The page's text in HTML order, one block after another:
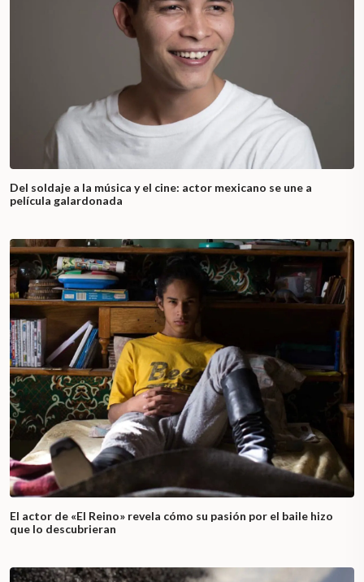
Del soldaje a la música y el cine: actor mexicano se une a
película galardonada
El actor de «El Reino» revela cómo su pasión por el baile hizo
que lo descubrieran